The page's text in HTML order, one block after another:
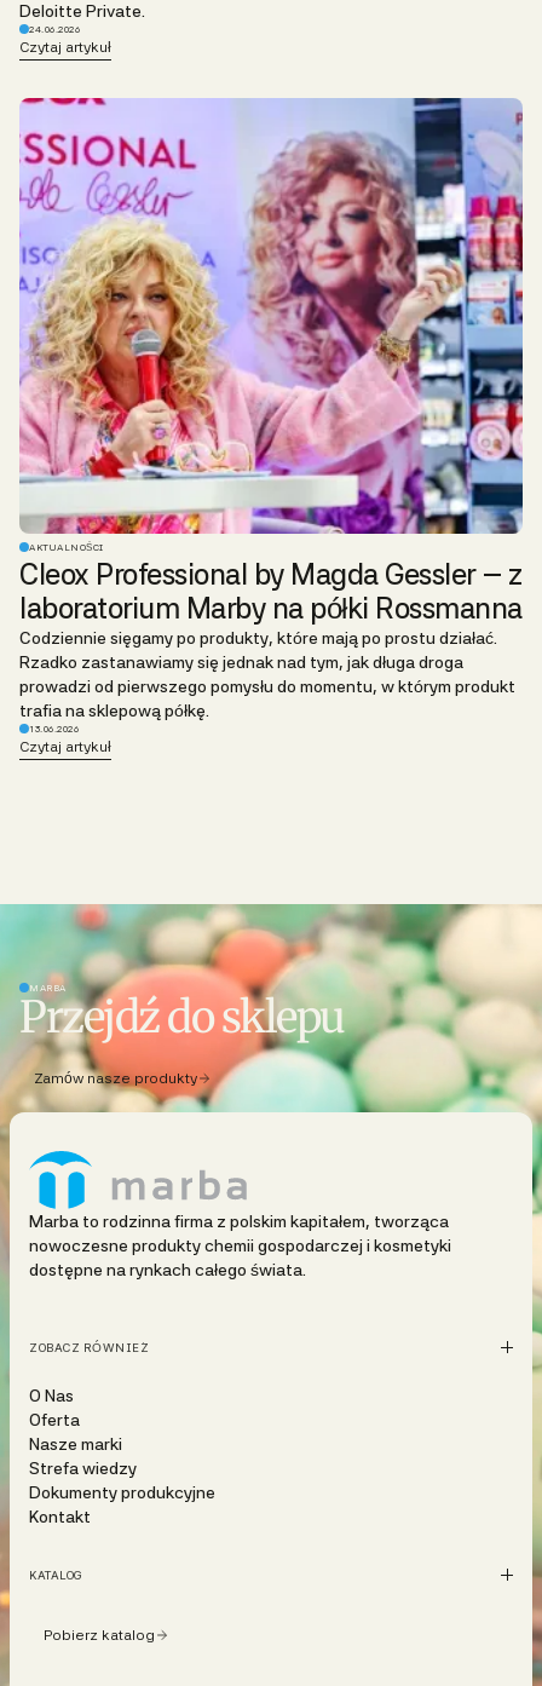
Deloitte Private.
24.06.2026
Czytaj artykuł
AKTUALNOŚCI
Cleox Professional by Magda Gessler – z
laboratorium Marby na półki Rossmanna
Codziennie sięgamy po produkty, które mają po prostu działać.
Rzadko zastanawiamy się jednak nad tym, jak długa droga
prowadzi od pierwszego pomysłu do momentu, w którym produkt
trafia na sklepową półkę.
13.06.2026
Czytaj artykuł
MARBA
Przejdź do sklepu
Zamów nasze produkty
Marba to rodzinna firma z polskim kapitałem, tworząca
nowoczesne produkty chemii gospodarczej i kosmetyki
dostępne na rynkach całego świata.
ZOBACZ RÓWNIEŻ
O Nas
Oferta
Nasze marki
Strefa wiedzy
Dokumenty produkcyjne
Kontakt
KATALOG
Pobierz katalog